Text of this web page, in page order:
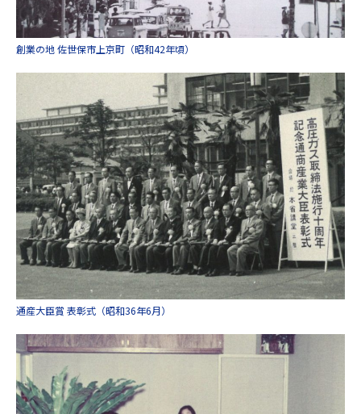
創業の地 佐世保市上京町（昭和42年頃）
通産大臣賞 表彰式（昭和36年6月）